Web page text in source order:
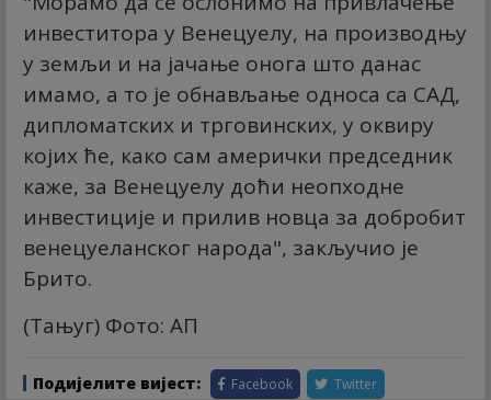
инвеститора у Венецуелу, на производњу
у земљи и на јачање онога што данас
имамо, а то је обнављање односа са САД,
дипломатских и трговинских, у оквиру
којих ће, како сам амерички председник
каже, за Венецуелу доћи неопходне
инвестиције и прилив новца за добробит
венецуеланског народа", закључио је
Брито.
(Тањуг) Фото: АП
Подијелите вијест: Facebook Twitter